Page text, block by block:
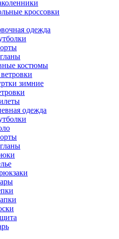
кроссовки
одежда
костюмы
зимние
одежда